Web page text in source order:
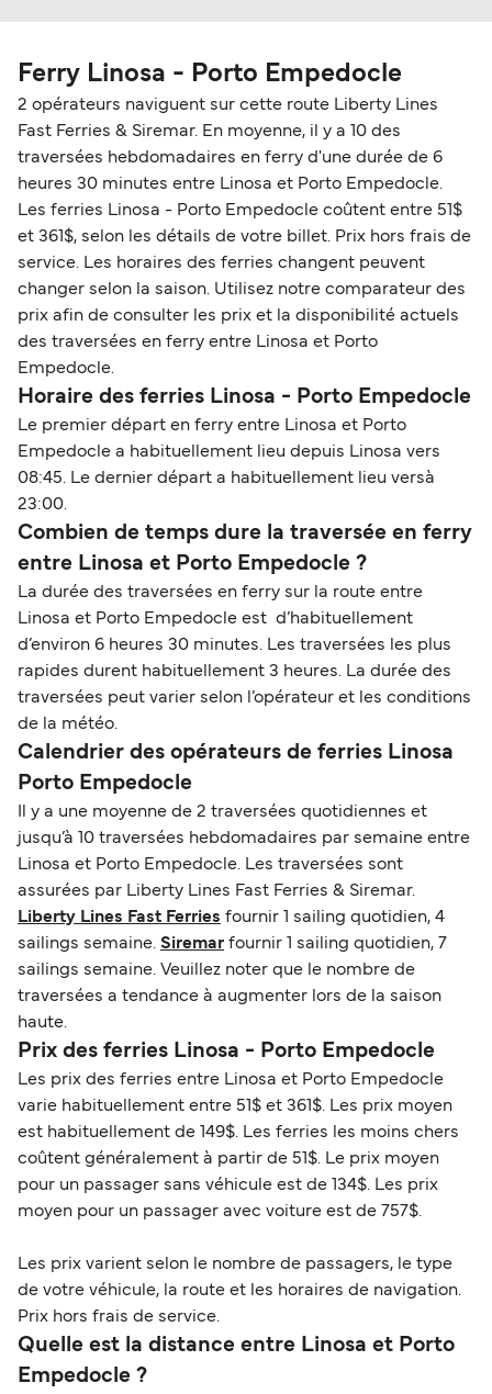
Ferry Linosa - Porto Empedocle
2 opérateurs naviguent sur cette route Liberty Lines
Fast Ferries & Siremar. En moyenne, il y a 10 des
traversées hebdomadaires en ferry d'une durée de 6
heures 30 minutes entre Linosa et Porto Empedocle.
Les ferries Linosa - Porto Empedocle coûtent entre 51$
et 361$, selon les détails de votre billet. Prix hors frais de
service. Les horaires des ferries changent peuvent
changer selon la saison. Utilisez notre comparateur des
prix afin de consulter les prix et la disponibilité actuels
des traversées en ferry entre Linosa et Porto
Empedocle.
Horaire des ferries Linosa - Porto Empedocle
Le premier départ en ferry entre Linosa et Porto
Empedocle a habituellement lieu depuis Linosa vers
08:45. Le dernier départ a habituellement lieu versà
23:00.
Combien de temps dure la traversée en ferry
entre Linosa et Porto Empedocle ?
La durée des traversées en ferry sur la route entre
Linosa et Porto Empedocle est d’habituellement
d’environ 6 heures 30 minutes. Les traversées les plus
rapides durent habituellement 3 heures. La durée des
traversées peut varier selon l’opérateur et les conditions
de la météo.
Calendrier des opérateurs de ferries Linosa
Porto Empedocle
Il y a une moyenne de 2 traversées quotidiennes et
jusqu’à 10 traversées hebdomadaires par semaine entre
Linosa et Porto Empedocle. Les traversées sont
assurées par Liberty Lines Fast Ferries & Siremar.
Liberty Lines Fast Ferries fournir 1 sailing quotidien, 4
sailings semaine. Siremar fournir 1 sailing quotidien, 7
sailings semaine. Veuillez noter que le nombre de
traversées a tendance à augmenter lors de la saison
haute.
Prix des ferries Linosa - Porto Empedocle
Les prix des ferries entre Linosa et Porto Empedocle
varie habituellement entre 51$ et 361$. Les prix moyen
est habituellement de 149$. Les ferries les moins chers
coûtent généralement à partir de 51$. Le prix moyen
pour un passager sans véhicule est de 134$. Les prix
moyen pour un passager avec voiture est de 757$.
Les prix varient selon le nombre de passagers, le type
de votre véhicule, la route et les horaires de navigation.
Prix hors frais de service.
Quelle est la distance entre Linosa et Porto
Empedocle ?